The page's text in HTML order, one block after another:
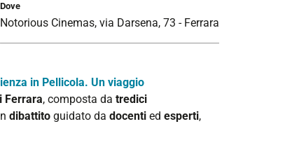
Dove
Notorious Cinemas, via Darsena, 73 - Ferrara
in Pellicola. Un viaggio
Ferrara, composta da tredici
dibattito guidato da docenti ed esperti,